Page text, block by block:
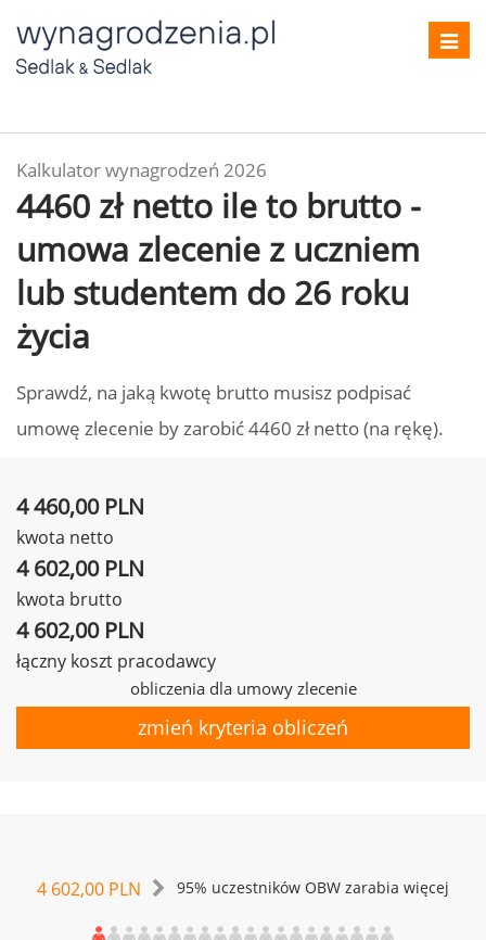
Kalkulator wynagrodzeń 2026
4460 zł netto ile to brutto -
umowa zlecenie z uczniem
lub studentem do 26 roku
życia
Sprawdź, na jaką kwotę brutto musisz podpisać
umowę zlecenie by zarobić 4460 zł netto (na rękę).
4 460,00 PLN
kwota netto
4 602,00 PLN
kwota brutto
4 602,00 PLN
łączny koszt pracodawcy
obliczenia dla umowy zlecenie
zmień kryteria obliczeń
4 602,00 PLN 95% uczestników OBW zarabia więcej